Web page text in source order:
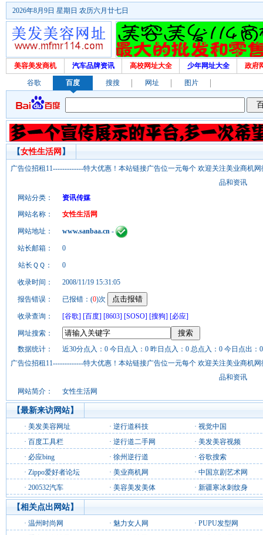
2026年8月9日 星期日 农历六月廿七日
美容美发商机 汽车品牌资讯 高校网址大全 少年网址大全 政府
谷歌 百度 搜搜 网址 图片
【女性生活网 】
广告位招租11-------------特大优惠！本站链接广告位一元每个 欢迎关注美业商机
品和资讯
网站分类：
资讯传媒
网站名称：
女性生活网
网站地址： www.sanbaa.cn -
站长邮箱： 0
站长ＱＱ： 0
收录时间： 2008/11/19 15:31:05
报告错误： 已报错：(0)次
收录查询： [谷歌] [百度] [8603] [SOSO] [搜狗] [必应]
网址搜索：
数据统计：
近30分点入：0 今日点入：0 昨日点入：0 总点入：0 今日点出：
广告位招租11-------------特大优惠！本站链接广告位一元每个 欢迎关注美业商机
品和资讯
网站简介：
女性生活网
【最新来访网站】
· 美发美容网址 · 逆行道科技 · 视觉中国
· 百度工具栏 · 逆行道二手网 · 美发美容视频
· 必应bing · 徐州逆行道 · 谷歌搜索
· Zippo爱好者论坛 · 美业商机网 · 中国京剧艺术网
· 200532汽车 · 美容美发美体 · 新疆寒冰刺纹身
【相关点出网站】
· 温州时尚网 · 魅力女人网 · PUPU发型网